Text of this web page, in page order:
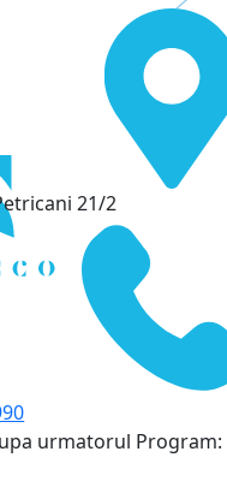
21/2
urmatorul Program: